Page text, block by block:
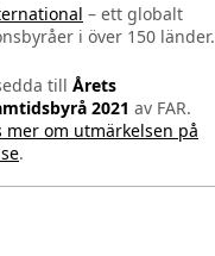
– ett globalt
i över 150 länder.
till Årets
2021 av FAR.
mer om utmärkelsen på
.